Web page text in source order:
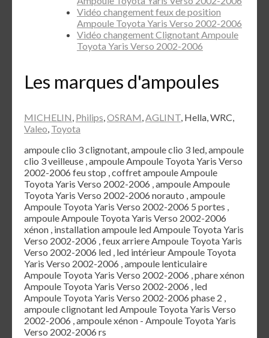
Vidéo changement feux de position
Ampoule Toyota Yaris Verso 2002-2006
Vidéo changement Clignotant Ampoule
Toyota Yaris Verso 2002-2006
Les marques d'ampoules
MICHELIN, Philips,OSRAM,AGLINT, Hella, WRC,
Valeo, Toyota
ampoule clio 3 clignotant, ampoule clio 3 led, ampoule
clio 3 veilleuse , ampoule Ampoule Toyota Yaris Verso
2002-2006 feu stop , coffret ampoule Ampoule
Toyota Yaris Verso 2002-2006 , ampoule Ampoule
Toyota Yaris Verso 2002-2006 norauto , ampoule
Ampoule Toyota Yaris Verso 2002-2006 5 portes ,
ampoule Ampoule Toyota Yaris Verso 2002-2006
xénon , installation ampoule led Ampoule Toyota Yaris
Verso 2002-2006 , feux arriere Ampoule Toyota Yaris
Verso 2002-2006 led , led intérieur Ampoule Toyota
Yaris Verso 2002-2006 , ampoule lenticulaire
Ampoule Toyota Yaris Verso 2002-2006 , phare xénon
Ampoule Toyota Yaris Verso 2002-2006 , led
Ampoule Toyota Yaris Verso 2002-2006 phase 2 ,
ampoule clignotant led Ampoule Toyota Yaris Verso
2002-2006 , ampoule xénon - Ampoule Toyota Yaris
Verso 2002-2006 rs